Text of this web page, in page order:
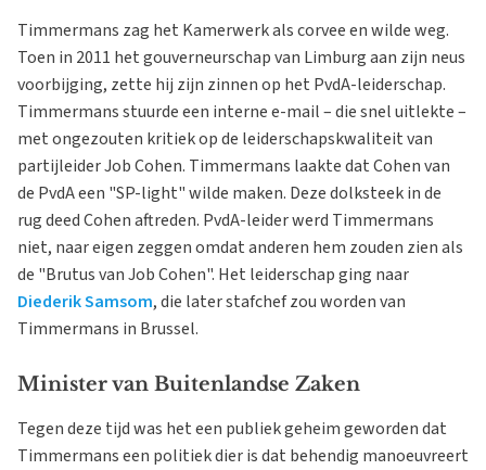
Timmermans zag het Kamerwerk als corvee en wilde weg.
Toen in 2011 het gouverneurschap van Limburg aan zijn neus
voorbijging, zette hij zijn zinnen op het PvdA-leiderschap.
Timmermans stuurde een interne e-mail – die snel uitlekte –
met ongezouten kritiek op de leiderschapskwaliteit van
partijleider Job Cohen. Timmermans laakte dat Cohen van
de PvdA een "SP-light" wilde maken. Deze dolksteek in de
rug deed Cohen aftreden. PvdA-leider werd Timmermans
niet, naar eigen zeggen omdat anderen hem zouden zien als
de "Brutus van Job Cohen". Het leiderschap ging naar
Diederik Samsom, die later stafchef zou worden van
Timmermans in Brussel.
Minister van Buitenlandse Zaken
Tegen deze tijd was het een publiek geheim geworden dat
Timmermans een politiek dier is dat behendig manoeuvreert